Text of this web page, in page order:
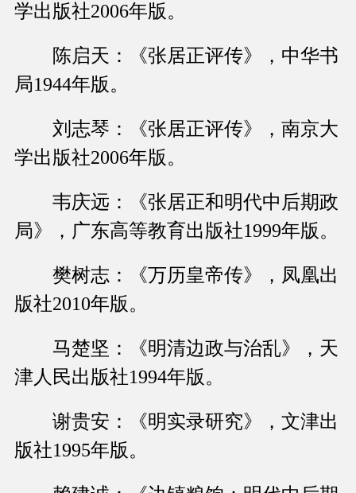
学出版社2006年版。
陈启天：《张居正评传》，中华书
局1944年版。
刘志琴：《张居正评传》，南京大
学出版社2006年版。
韦庆远：《张居正和明代中后期政
局》，广东高等教育出版社1999年版。
樊树志：《万历皇帝传》，凤凰出
版社2010年版。
马楚坚：《明清边政与治乱》，天
津人民出版社1994年版。
谢贵安：《明实录研究》，文津出
版社1995年版。